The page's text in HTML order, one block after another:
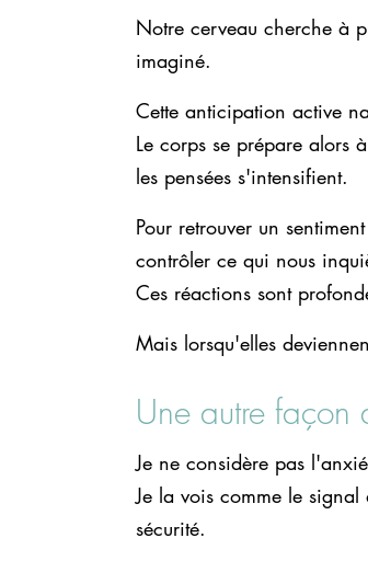
Notre cerveau cherche à
imaginé.
Cette anticipation active
Le corps se prépare alors
les pensées s'intensifient.
Pour retrouver un
contrôler ce qui nous
Ces réactions sont
Mais lorsqu'elles
Une autre façon
Je ne considère pas
Je la vois comme le
sécurité.